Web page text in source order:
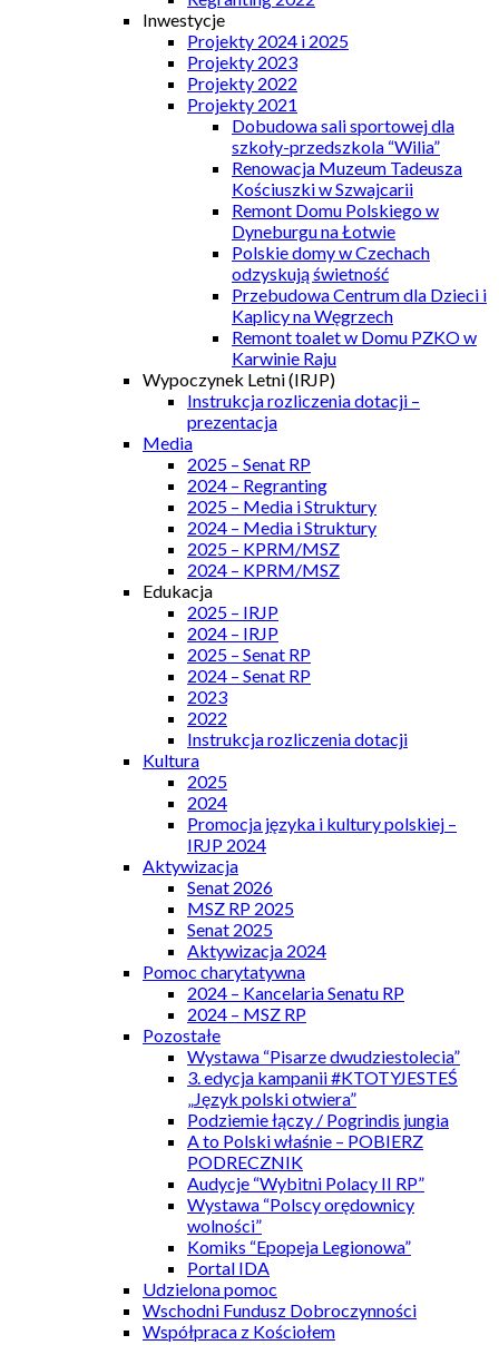
Inwestycje
Projekty 2024 i 2025
Projekty 2023
Projekty 2022
Projekty 2021
Dobudowa sali sportowej dla
szkoły-przedszkola “Wilia”
Renowacja Muzeum Tadeusza
Kościuszki w Szwajcarii
Remont Domu Polskiego w
Dyneburgu na Łotwie
Polskie domy w Czechach
odzyskują świetność
Przebudowa Centrum dla Dzieci i
Kaplicy na Węgrzech
Remont toalet w Domu PZKO w
Karwinie Raju
Wypoczynek Letni (IRJP)
Instrukcja rozliczenia dotacji –
prezentacja
Media
2025 – Senat RP
2024 – Regranting
2025 – Media i Struktury
2024 – Media i Struktury
2025 – KPRM/MSZ
2024 – KPRM/MSZ
Edukacja
2025 – IRJP
2024 – IRJP
2025 – Senat RP
2024 – Senat RP
2023
2022
Instrukcja rozliczenia dotacji
Kultura
2025
2024
Promocja języka i kultury polskiej –
IRJP 2024
Aktywizacja
Senat 2026
MSZ RP 2025
Senat 2025
Aktywizacja 2024
Pomoc charytatywna
2024 – Kancelaria Senatu RP
2024 – MSZ RP
Pozostałe
Wystawa “Pisarze dwudziestolecia”
3. edycja kampanii #KTOTYJESTEŚ
„Język polski otwiera”
Podziemie łączy / Pogrindis jungia
A to Polski właśnie – POBIERZ
PODRECZNIK
Audycje “Wybitni Polacy II RP”
Wystawa “Polscy orędownicy
wolności”
Komiks “Epopeja Legionowa”
Portal IDA
Udzielona pomoc
Wschodni Fundusz Dobroczynności
Współpraca z Kościołem